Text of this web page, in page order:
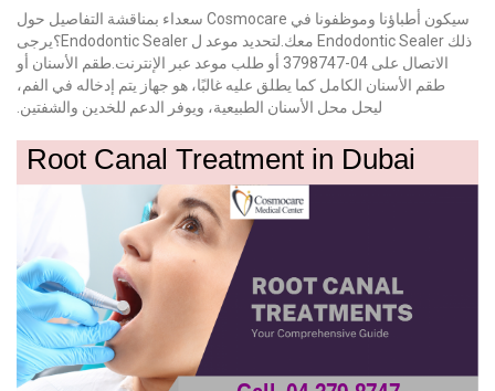
سيكون أطباؤنا وموظفونا في Cosmocare سعداء بمناقشة التفاصيل حول
ذلك Endodontic Sealer معك.لتحديد موعد ل Endodontic Sealer؟يرجى
الاتصال على 04-3798747 أو طلب موعد عبر الإنترنت.طقم الأسنان أو
طقم الأسنان الكامل كما يطلق عليه غالبًا، هو جهاز يتم إدخاله في الفم،
ليحل محل الأسنان الطبيعية، ويوفر الدعم للخدين والشفتين.